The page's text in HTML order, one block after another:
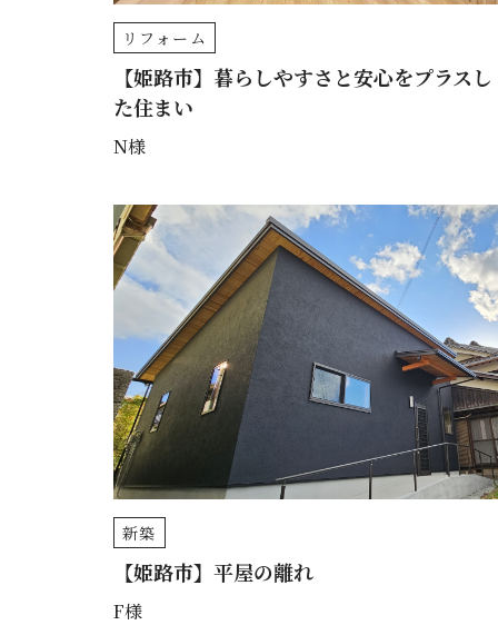
リフォーム
【姫路市】暮らしやすさと安心をプラスし
た住まい
N様
新築
【姫路市】平屋の離れ
F様